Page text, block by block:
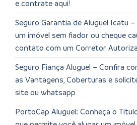
e contrate aqui!
Seguro Garantia de Aluguel Icatu
um imóvel sem fiador ou cheque
contato com um Corretor
Seguro Fiança Aluguel – Confira
as Vantagens, Coberturas e
site ou whatsapp
PortoCap Aluguel: Conheça o